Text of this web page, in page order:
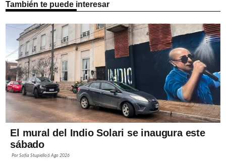
También te puede interesar
El mural del Indio Solari se inaugura este
sábado
PorSofía Stupiello6 Ago 2026